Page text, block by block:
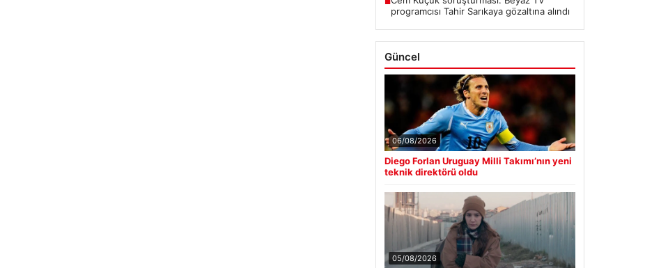
programcısı Tahir Sarıkaya gözaltına alındı
Güncel
06/08/2026
Diego Forlan Uruguay Milli Takımı’nın yeni
teknik direktörü oldu
05/08/2026